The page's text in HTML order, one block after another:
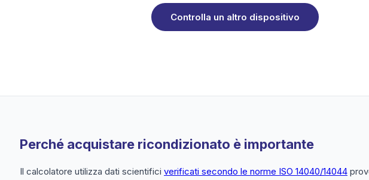
Controlla un altro dispositivo
Perché acquistare ricondizionato è importante
Il calcolatore utilizza dati scientifici verificati secondo le norme ISO 14040/14044